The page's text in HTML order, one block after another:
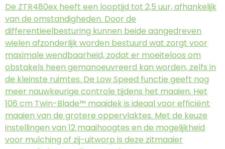
De ZTR480ex heeft een looptijd tot 2,5 uur, afhankelijk
van de omstandigheden. Door de
differentieelbesturing kunnen beide aangedreven
wielen afzonderlijk worden bestuurd wat zorgt voor
maximale wendbaarheid, zodat er moeiteloos om
obstakels heen gemanoeuvreerd kan worden, zelfs in
de kleinste ruimtes. De Low Speed functie geeft nog
meer nauwkeurige controle tijdens het maaien. Het
106 cm Twin-Blade™ maaidek is ideaal voor efficiënt
maaien van de grotere oppervlaktes. Met de keuze
instellingen van 12 maaihoogtes en de mogelijkheid
voor mulching of zij-uitworp is deze zitmaaier